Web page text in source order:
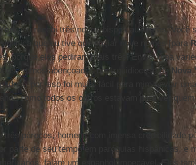
, eu recebi três novos bispos auxiliares. Você
que eu tive que enviar nove nomes [para
porque eles pediram mais três. Enviei uma
somos abençoados na Arquidiocese de Nova
por isso foi muito fácil para mim enviar uma
como todos os outros estavam para ver quem
três párocos, homens com imensa credibilidade
parte de seu tempo em paróquias hispânicas, e
falam um espanhol impecável. Eles